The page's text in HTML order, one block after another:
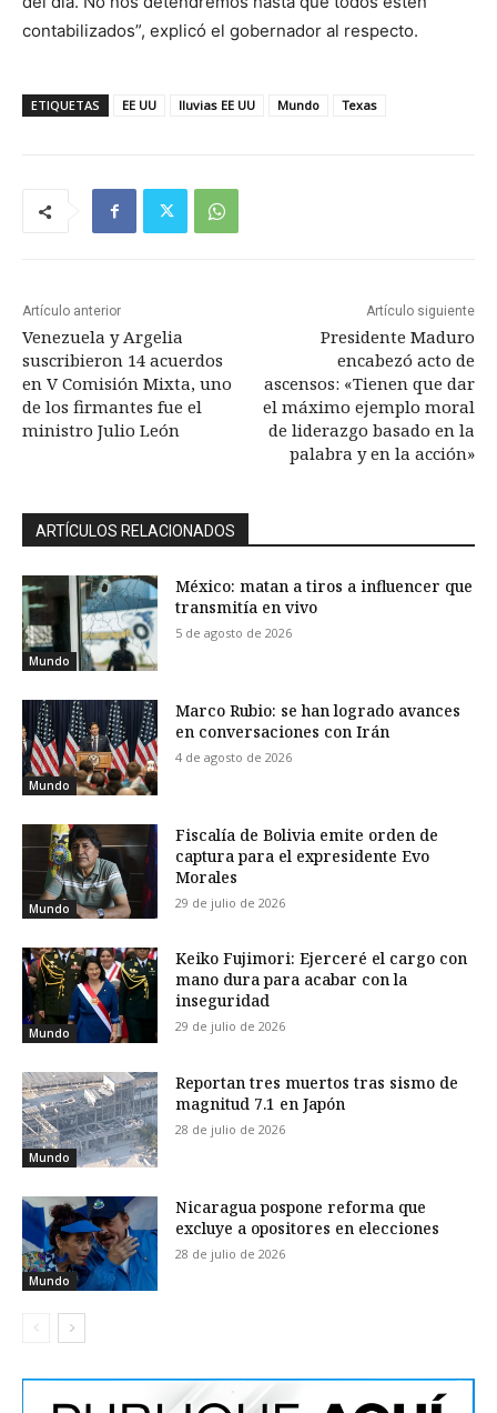
contabilizados”, explicó el gobernador al respecto.
ETIQUETAS EE UU lluvias EE UU Mundo Texas
Artículo anterior
Venezuela y Argelia
suscribieron 14 acuerdos
en V Comisión Mixta, uno
de los firmantes fue el
ministro Julio León
Artículo siguiente
Presidente Maduro
encabezó acto de
ascensos: «Tienen que dar
el máximo ejemplo moral
de liderazgo basado en la
palabra y en la acción»
ARTÍCULOS RELACIONADOS
Mundo
México: matan a tiros a influencer que
transmitía en vivo
5 de agosto de 2026
Mundo
Marco Rubio: se han logrado avances
en conversaciones con Irán
4 de agosto de 2026
Mundo
Fiscalía de Bolivia emite orden de
captura para el expresidente Evo
Morales
29 de julio de 2026
Mundo
Keiko Fujimori: Ejerceré el cargo con
mano dura para acabar con la
inseguridad
29 de julio de 2026
Mundo
Reportan tres muertos tras sismo de
magnitud 7.1 en Japón
28 de julio de 2026
Mundo
Nicaragua pospone reforma que
excluye a opositores en elecciones
28 de julio de 2026